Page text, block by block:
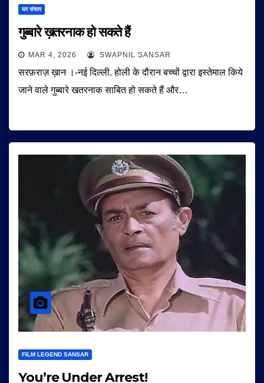
घर संसार
गुब्बारे ख़तरनाक हो सकते हैं
MAR 4, 2026 SWAPNIL SANSAR
सरफ़राज़ ख़ान ।-नई दिल्ली. होली के दौरान बच्चों द्वारा इस्तेमाल किये
जाने वाले गुब्बारे खतरनाक साबित हो सकते हैं और…
FILM LEGEND SANSAR
You’re Under Arrest!